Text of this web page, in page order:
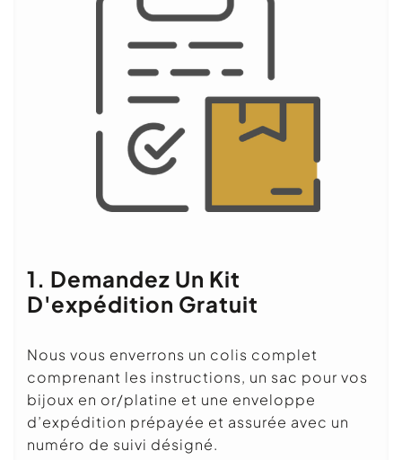
1. Demandez Un Kit
D'expédition Gratuit
Nous vous enverrons un colis complet
comprenant les instructions, un sac pour vos
bijoux en or/platine et une enveloppe
d’expédition prépayée et assurée avec un
numéro de suivi désigné.